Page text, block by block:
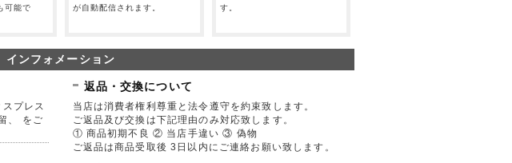
可能で
が自動配信されます。
す。
インフォメーション
プレス
、 をご
返品・交換について
当店は消費者権利尊重と法令遵守を約束致します。
ご返品及び交換は下記理由のみ対応致します。
① 商品初期不良 ② 当店手違い ③ 偽物
ご返品は商品受取後 3日以内にご連絡お願い致します。